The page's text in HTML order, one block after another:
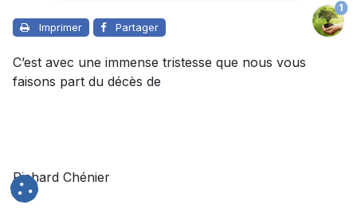
Imprimer Partager
1
C’est avec une immense tristesse que nous vous
faisons part du décès de
Richard Chénier